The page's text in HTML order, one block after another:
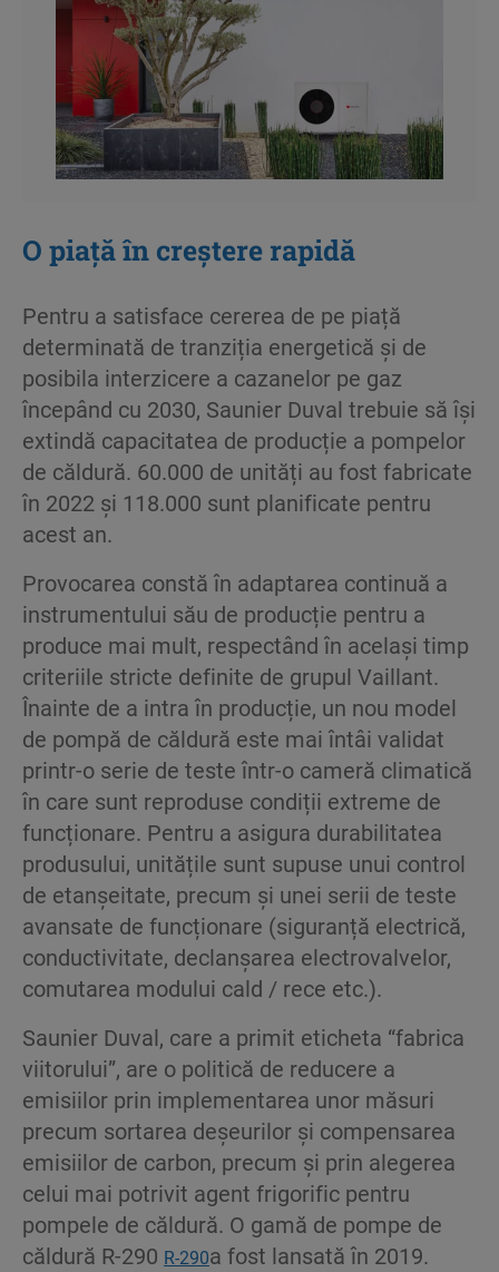
O piață în creștere rapidă
Pentru a satisface cererea de pe piață
determinată de tranziția energetică și de
posibila interzicere a cazanelor pe gaz
începând cu 2030, Saunier Duval trebuie să își
extindă capacitatea de producție a pompelor
de căldură. 60.000 de unități au fost fabricate
în 2022 și 118.000 sunt planificate pentru
acest an. ​
Provocarea constă în adaptarea continuă a
instrumentului său de producție pentru a
produce mai mult, respectând în același timp
criteriile stricte definite de grupul Vaillant. ​
Înainte de a intra în producție, un nou model
de pompă de căldură este mai întâi validat
printr-o serie de teste într-o cameră climatică
în care sunt reproduse condiții extreme de
funcționare. Pentru a asigura durabilitatea
produsului, unitățile sunt supuse unui control
de etanșeitate, precum și unei serii de teste
avansate de funcționare (siguranță electrică,
conductivitate, declanșarea electrovalvelor,
comutarea modului cald / rece etc.).​
Saunier Duval, care a primit eticheta “fabrica
viitorului”, are o politică de reducere a
emisiilor prin implementarea unor măsuri
precum sortarea deșeurilor și compensarea
emisiilor de carbon, precum și prin alegerea
celui mai potrivit agent frigorific pentru
pompele de căldură. O gamă de pompe de
căldură R-290 R-290a fost lansată în 2019.​